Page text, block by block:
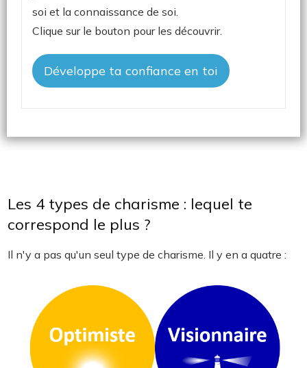
soi et la connaissance de soi.
Clique sur le bouton pour les découvrir.
Développe ta confiance en toi
Les 4 types de charisme : lequel te
correspond le plus ?
Il n'y a pas qu'un seul type de charisme. Il y en a quatre :